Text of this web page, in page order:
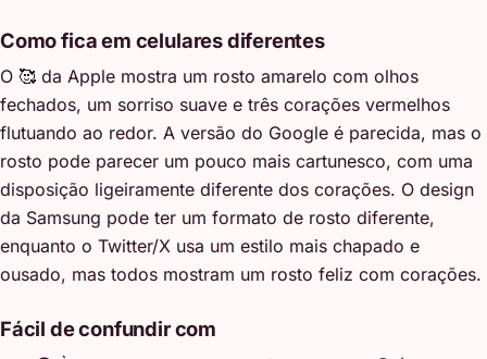
Como fica em celulares diferentes
O 🥰 da Apple mostra um rosto amarelo com olhos
fechados, um sorriso suave e três corações vermelhos
flutuando ao redor. A versão do Google é parecida, mas o
rosto pode parecer um pouco mais cartunesco, com uma
disposição ligeiramente diferente dos corações. O design
da Samsung pode ter um formato de rosto diferente,
enquanto o Twitter/X usa um estilo mais chapado e
ousado, mas todos mostram um rosto feliz com corações.
Fácil de confundir com